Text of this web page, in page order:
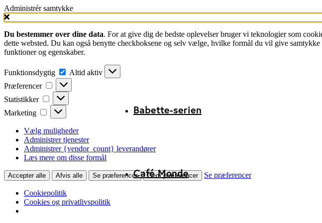
Administrér samtykke
Du bestemmer over dine data. For at give dig de bedste oplevelser bruger vi teknologier som
dette websted. Du kan også benytte checkboksene og selv vælge, hvilke formål du vil give
funktioner og egenskaber.
Funktionsdygtig Funktionsdygtig
Altid aktiv
Præferencer
Præferencer
Statistikker Statistikker
Marketing Marketing
Vælg muligheder
Administrer tjenester
Administrer {vendor_count} leverandører
Læs mere om disse formål
Accepter alle Afvis alle Se præferencer Gem præferencer Se præferencer
Cookiepolitik
Cookies og privatlivspolitik
Review
Mød
Babette-serien
Café Monde